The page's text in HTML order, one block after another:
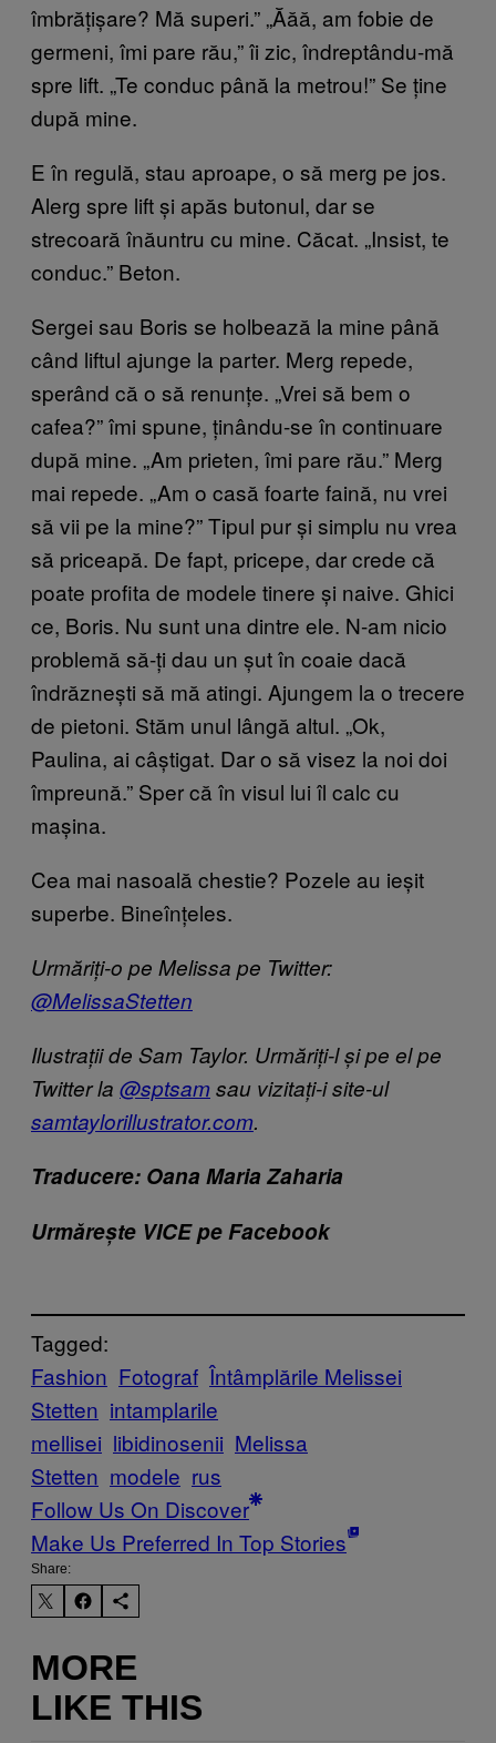
îmbrățișare? Mă superi.” „Ăăă, am fobie de
germeni, îmi pare rău,” îi zic, îndreptându-mă
spre lift. „Te conduc până la metrou!” Se ține
după mine.
E în regulă, stau aproape, o să merg pe jos.
Alerg spre lift și apăs butonul, dar se
strecoară înăuntru cu mine. Căcat. „Insist, te
conduc.” Beton.
Sergei sau Boris se holbează la mine până
când liftul ajunge la parter. Merg repede,
sperând că o să renunțe. „Vrei să bem o
cafea?” îmi spune, ținându-se în continuare
după mine. „Am prieten, îmi pare rău.” Merg
mai repede. „Am o casă foarte faină, nu vrei
să vii pe la mine?” Tipul pur și simplu nu vrea
să priceapă. De fapt, pricepe, dar crede că
poate profita de modele tinere și naive. Ghici
ce, Boris. Nu sunt una dintre ele. N-am nicio
problemă să-ți dau un șut în coaie dacă
îndrăznești să mă atingi. Ajungem la o trecere
de pietoni. Stăm unul lângă altul. „Ok,
Paulina, ai câștigat. Dar o să visez la noi doi
împreună.” Sper că în visul lui îl calc cu
mașina.
Cea mai nasoală chestie? Pozele au ieșit
superbe. Bineînțeles.
Urmăriți-o pe Melissa pe Twitter:
@MelissaStetten
Ilustrații de Sam Taylor. Urmăriți-l și pe el pe
Twitter la @sptsamsau vizitați-i site-ul
samtaylorillustrator.com.
Traducere: Oana Maria Zaharia
Urmărește VICE pe Facebook
Tagged:
Fashion Fotograf Întâmplările Melissei
Stetten intamplarile
mellisei libidinosenii Melissa
Stetten modele rus
Follow Us On Discover
Make Us Preferred In Top Stories
Share:
MORE
LIKE THIS